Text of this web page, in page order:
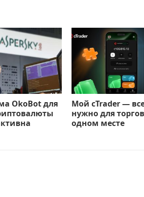
OkoBot для
Мой cTrader —
нужно для
одном месте